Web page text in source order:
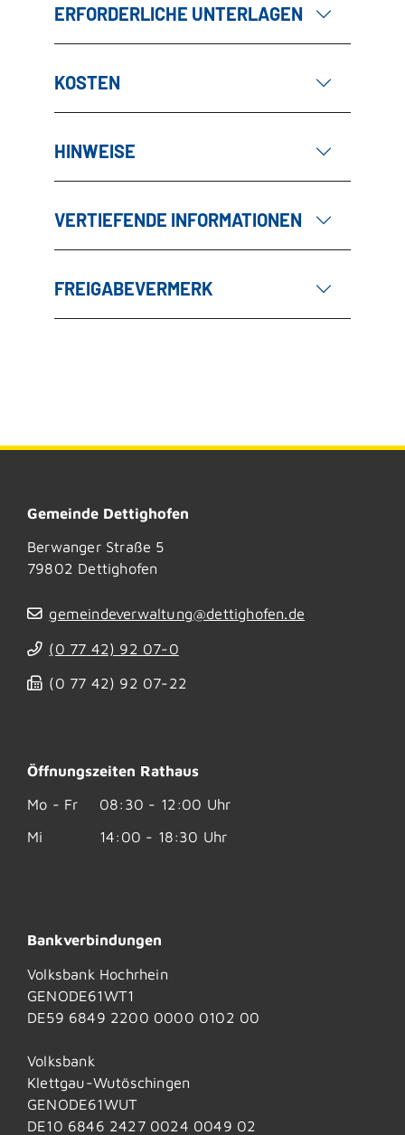
ERFORDERLICHE UNTERLAGEN
KOSTEN
HINWEISE
VERTIEFENDE INFORMATIONEN
FREIGABEVERMERK
Gemeinde Dettighofen
Berwanger Straße 5
79802 Dettighofen
gemeindeverwaltung@dettighofen.de
(0 77 42) 92 07-0
(0 77 42) 92 07-22
Öffnungszeiten Rathaus
Mo - Fr
08:30 - 12:00 Uhr
Mi
14:00 - 18:30 Uhr
Bankverbindungen
Volksbank Hochrhein
GENODE61WT1
DE59 6849 2200 0000 0102 00
Volksbank
Klettgau-Wutöschingen
GENODE61WUT
DE10 6846 2427 0024 0049 02